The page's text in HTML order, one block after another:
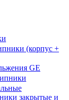
(корпус +
GE
закрытые и